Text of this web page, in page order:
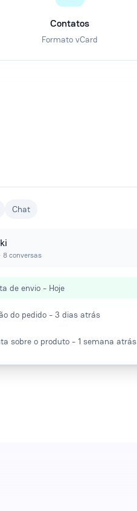
Contatos
Formato vCard
Chat
8 conversas
de envio - Hoje
do pedido - 3 dias atrás
sobre o produto - 1 semana atrás